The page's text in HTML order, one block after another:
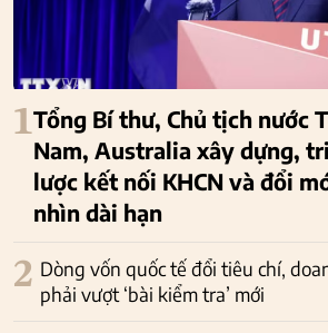
1Tổng Bí thư, Chủ tịch nước
Nam, Australia xây dựng,
lược kết nối KHCN và đổi
nhìn dài hạn
2 Dòng vốn quốc tế đổi tiêu chí,
phải vượt ‘bài kiểm tra’ mới